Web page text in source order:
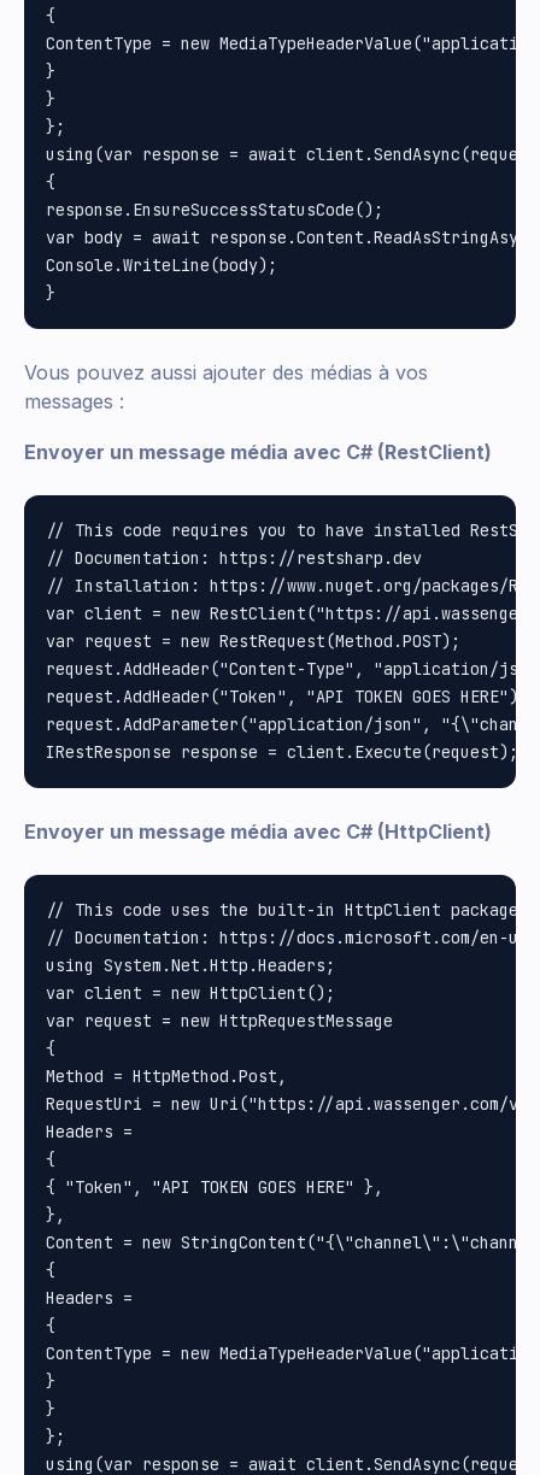
{
ContentType = new
}
}
};
using(var response = await
{
response.EnsureSuccessStatusCode();
var body = await
Console.WriteLine(body);
Vous pouvez aussi ajouter des médias à vos
messages :
Envoyer un message média avec C# (RestClient)
// This code requires you to have installed
// Documentation: https://restsharp.dev
// Installation: https://www.nuget.org/packages/
var client = new RestClient("https://
var request = new RestRequest(Method.POST);
request.AddHeader("Content-Type", "application/
request.AddHeader("Token", "API TOKEN GOES HERE");
request.AddParameter("application/json",
Envoyer un message média avec C# (HttpClient)
// This code uses the built-in HttpClient package in
// Documentation: https://docs.microsoft.com/en-
using System.Net.Http.Headers;
var client = new HttpClient();
var request = new HttpRequestMessage
{
Method = HttpMethod.Post,
RequestUri = new Uri("https://api.wassenger.com/
Headers =
{
{ "Token", "API TOKEN GOES HERE" },
},
Content = new
{
Headers =
{
ContentType = new
}
}
};
using(var response = await